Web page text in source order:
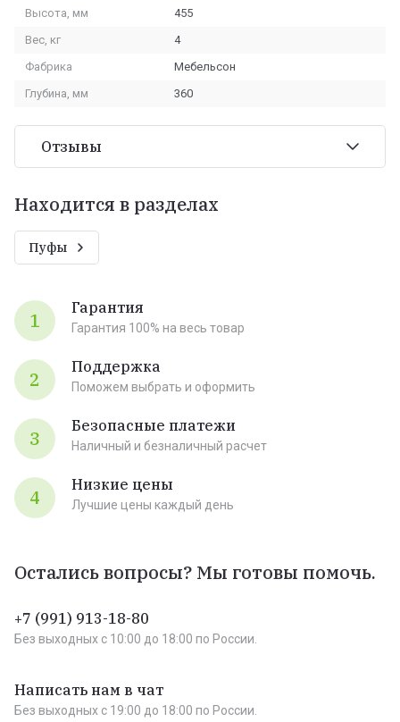
Высота, мм
455
Вес, кг
4
Фабрика
Мебельсон
Глубина, мм
360
Отзывы
Находится в разделах
Пуфы
1
Гарантия
Гарантия 100% на весь товар
2
Поддержка
Поможем выбрать и оформить
3
Безопасные платежи
Наличный и безналичный расчет
4
Низкие цены
Лучшие цены каждый день
Остались вопросы? Мы готовы помочь.
+7 (991) 913-18-80
Без выходных c 10:00 до 18:00 по России.
Написать нам в чат
Без выходных c 19:00 до 18:00 по России.